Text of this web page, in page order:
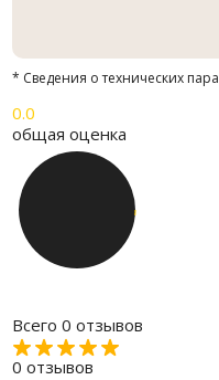
* Сведения о технических
0.0
общая оценка
Всего 0 отзывов
0 отзывов